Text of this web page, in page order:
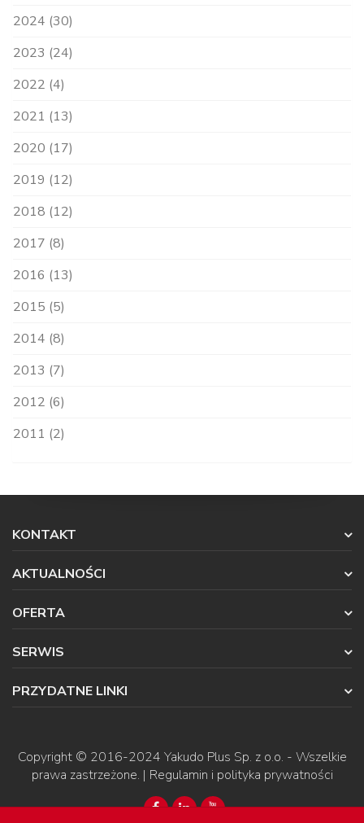
2024 (30)
2023 (24)
2022 (4)
2021 (13)
2020 (17)
2019 (12)
2018 (12)
2017 (8)
2016 (13)
2015 (5)
2014 (8)
2013 (7)
2012 (6)
2011 (2)
KONTAKT
AKTUALNOŚCI
OFERTA
SERWIS
PRZYDATNE LINKI
Copyright © 2016-2024 Yakudo Plus Sp. z o.o. - Wszelkie
prawa zastrzeżone. | Regulamin i polityka prywatności